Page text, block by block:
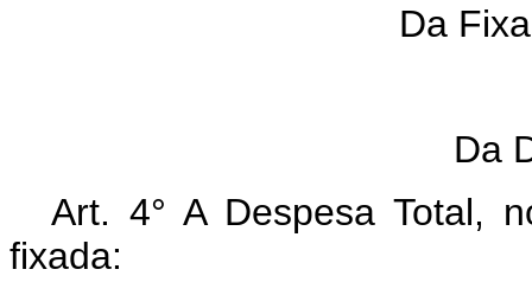
Da
Da
Art. 4° A Despesa Total,
fixada: